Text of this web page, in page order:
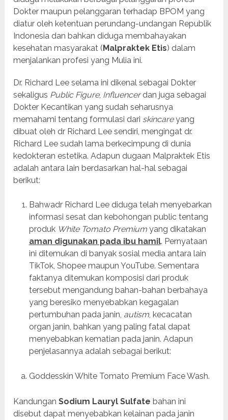
Dokter maupun pelanggaran terhadap BPOM yang
diatur oleh ketentuan perundang-undangan Republik
Indonesia dan bahkan diduga membahayakan
kesehatan masyarakat ( Malpraktek Etis) dalam
menjalankan profesi yang Mulia ini.
Dr. Richard Lee selama ini dikenal sebagai Dokter
sekaligus Public Figure, Influencerdan juga sebagai
Dokter Kecantikan yang sudah seharusnya
memahami tentang formulasi dari skincareyang
dibuat oleh dr Richard Lee sendiri, mengingat dr.
Richard Lee sudah lama berkecimpung di dunia
kedokteran estetika. Adapun dugaan Malpraktek Etis
adalah antara lain berdasarkan hal-hal sebagai
berikut:
Bahwadr Richard Lee diduga telah menyebarkan
informasi sesat dan kebohongan public tentang
produk White Tomato Premiumyang dikatakan
aman digunakan pada ibu hamil. Pernyataan
ini ditemukan di banyak sosial media antara lain
TikTok, Shopee maupun YouTube. Sementara
faktanya ditemukan komposisi dari produk
tersebut mengandung bahan-bahan berbahaya
yang beresiko menyebabkan kegagalan
pertumbuhan pada janin, autism, kecacatan
organ janin, bahkan yang paling fatal dapat
menyebabkan kematian pada janin. Adapun
penjelasannya adalah sebagai berikut:
Goddesskin White Tomato Premium Face Wash.
Kandungan Sodium Lauryl Sulfate bahan ini
disebut dapat menyebabkan kelainan pada janin